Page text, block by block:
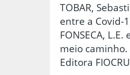
TOBAR,
entre a Covid-
FONSECA,
meio caminho.
Editora